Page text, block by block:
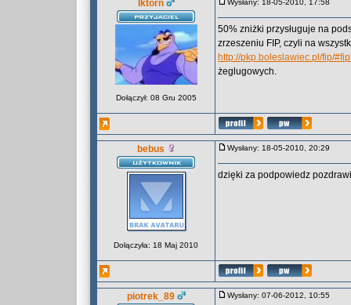
Iktorn
Dołączył: 08 Gru 2005
Wysłany: 18-05-2010, 17:58
50% zniżki przysługuje na
zrzeszeniu FIP, czyli na
http://pkp.boleslawiec.pl/fip/
żeglugowych.
bebus
Dołączyła: 18 Maj 2010
Wysłany: 18-05-2010, 20:29
dzięki za podpowiedz
piotrek_89 Wysłany: 07-06-2012, 10:55